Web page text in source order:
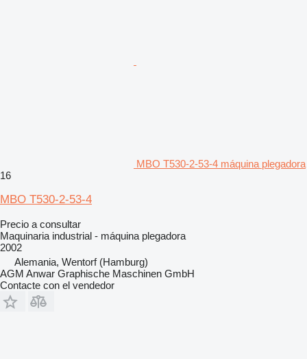
MBO T530-2-53-4 máquina plegadora
16
MBO T530-2-53-4
Precio a consultar
Maquinaria industrial - máquina plegadora
2002
Alemania, Wentorf (Hamburg)
AGM Anwar Graphische Maschinen GmbH
Contacte con el vendedor